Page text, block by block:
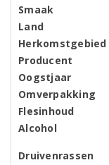
Smaak
Land
Herkomstgebied
Producent
Oogstjaar
Omverpakking
Flesinhoud
Alcohol
Druivenrassen